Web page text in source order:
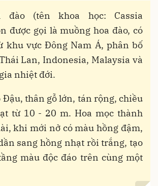
đào (tên khoa học: Cassia
được gọi là muồng hoa đào, có
khu vực Đông Nam Á, phân bố
Lan, Indonesia, Malaysia và
nhiệt đới.
Đậu, thân gỗ lớn, tán rộng, chiều
từ 10 - 20 m. Hoa mọc thành
khi mới nở có màu hồng đậm,
sang hồng nhạt rồi trắng, tạo
màu độc đáo trên cùng một